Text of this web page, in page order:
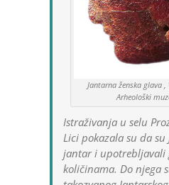
Jantarna ženska glava ,
Arheološki
Istraživanja u selu
Lici pokazala su da
jantar i upotrebljavali
količinama. Do njega